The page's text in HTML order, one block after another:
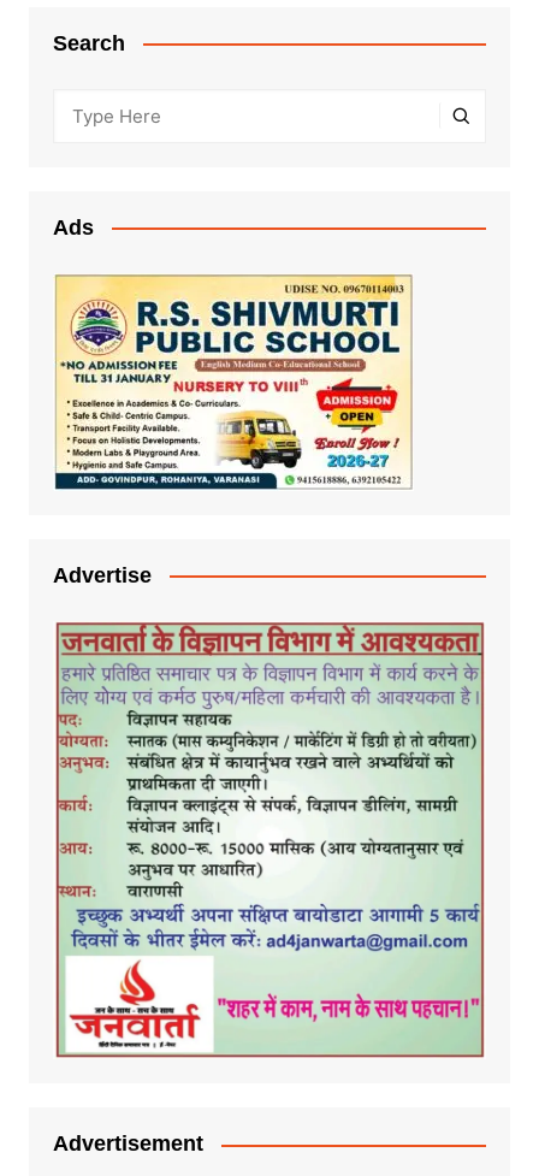
Search
Ads
Advertise
Advertisement